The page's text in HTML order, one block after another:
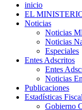
inicio
EL
Noticias
Noticias
Noticias
Especiales
Entes Adscritos
Entes
Noticias
Publicaciones
Estadísticas
Gobierno